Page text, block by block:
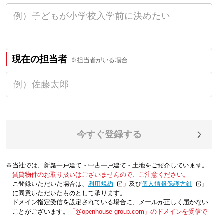
現在の担当者 ※担当者がいる場合
今すぐ登録する
※当社では、新築一戸建て・中古一戸建て・土地をご紹介しています。
賃貸物件のお取り扱いはございませんので、ご注意ください。
ご登録いただいた場合は、「利用規約 」及び「個人情報保護方針
」
に同意いただいたものとして承ります。
ドメイン指定受信を設定されている場合に、メールが正しく届かない
ことがございます。
「@openhouse-group.com」のドメインを受信で